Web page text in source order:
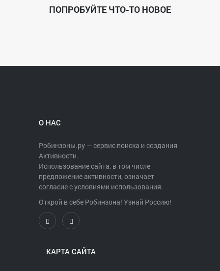
ПОПРОБУЙТЕ ЧТО-ТО НОВОЕ
О НАС
Робинзоны.ру — сервис поиска и создания
Активности.
Использование сайта, в том числе
предложение активности, означает
согласие с условиями использования.
Открой в себе Робинзона! Узнай Россию!
КАРТА САЙТА